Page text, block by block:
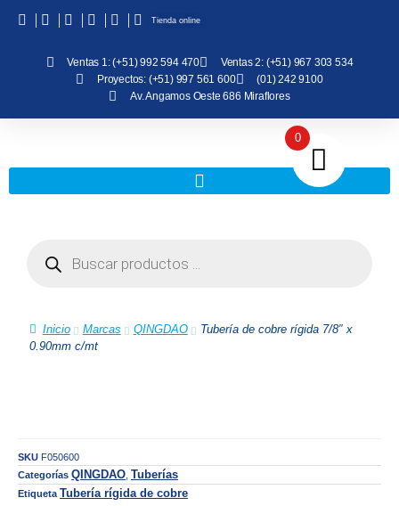
Ventas 1: (+51) 992 594 470
Ventas 2: (+51) 967 303 534
Proyectos: (+51) 997 561 600
(01) 242 9100
Av. Angamos Oeste 686 Miraflores
Tienda online
Inicio Marcas QINGDAO
Tubería de cobre rígida 7/8″ x
0.90mm c/mt
SKU F050600
Categorías QINGDAO Tuberías
Etiqueta Tubería rígida de cobre
0